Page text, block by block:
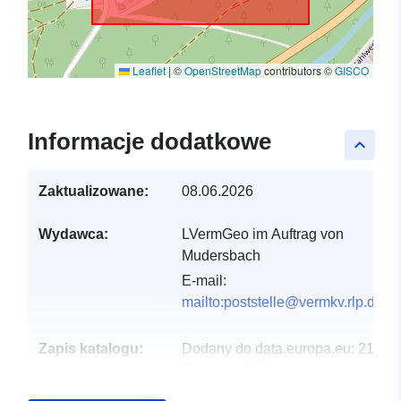
Leaflet | ©OpenStreetMapcontributors ©GISCO
keyboard_arrow_up
Informacje dodatkowe
Zaktualizowane: 08.06.2026
Wydawca:
LVermGeo im Auftrag von
Mudersbach
E-mail:
mailto:poststelle@vermkv.rlp.de
Zapis katalogu: Dodany do data.europa.eu: 21